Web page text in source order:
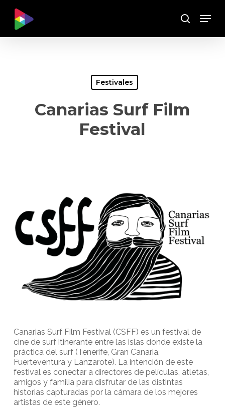
main
Buscar
Menu
Festivales
Canarias Surf Film
Festival
Canarias Surf Film Festival (CSFF) es un festival de
cine de surf itinerante entre las islas donde existe la
práctica del surf (Tenerife, Gran Canaria,
Fuerteventura y Lanzarote). La intención de este
festival es conectar a directores de películas, atletas,
amigos y familia para disfrutar de las distintas
historias capturadas por la cámara de los mejores
artistas de este género.